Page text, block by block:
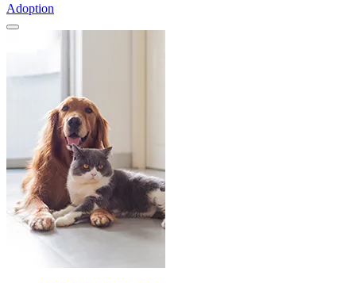
Adoption